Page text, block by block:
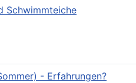
Schwimmteiche
- Erfahrungen?